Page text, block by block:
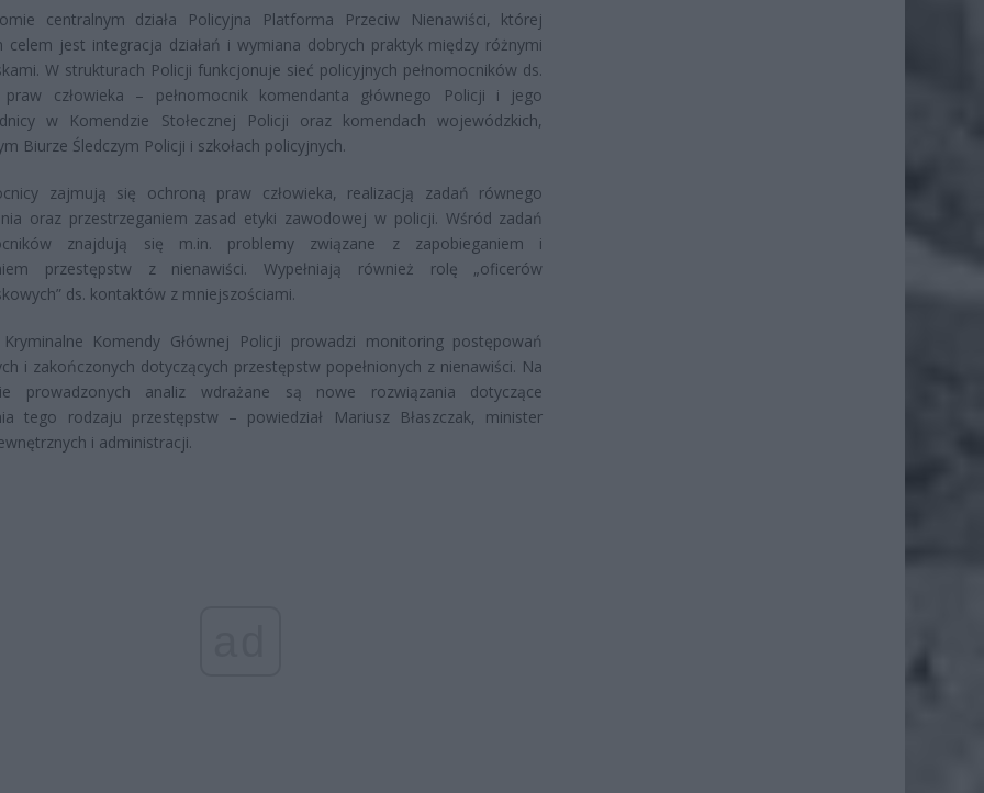
centralnym działa Policyjna Platforma Przeciw Nienawiści, której
celem jest integracja działań i wymiana dobrych praktyk między różnymi
W strukturach Policji funkcjonuje sieć policyjnych pełnomocników ds.
praw człowieka – pełnomocnik komendanta głównego Policji i jego
w Komendzie Stołecznej Policji oraz komendach wojewódzkich,
Biurze Śledczym Policji i szkołach policyjnych.
zajmują się ochroną praw człowieka, realizacją zadań równego
oraz przestrzeganiem zasad etyki zawodowej w policji. Wśród zadań
znajdują się m.in. problemy związane z zapobieganiem i
przestępstw z nienawiści. Wypełniają również rolę „oficerów
ds. kontaktów z mniejszościami.
Komendy Głównej Policji prowadzi monitoring postępowań
i zakończonych dotyczących przestępstw popełnionych z nienawiści. Na
prowadzonych analiz wdrażane są nowe rozwiązania dotyczące
tego rodzaju przestępstw – powiedział Mariusz Błaszczak, minister
i administracji.